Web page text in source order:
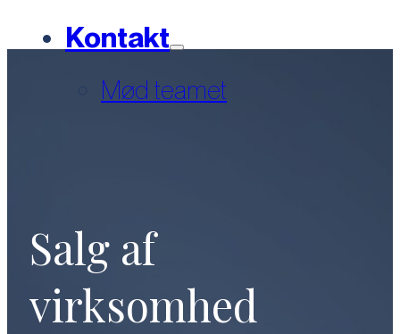
Kontakt
Mød teamet
Salg af
virksomhed